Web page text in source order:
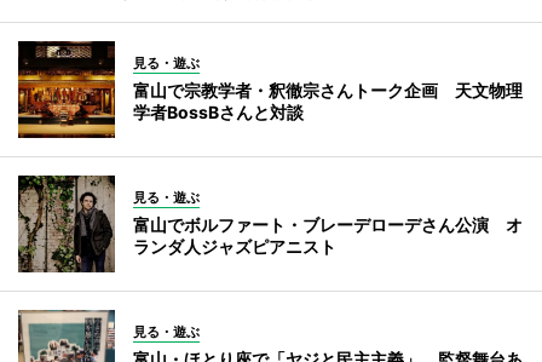
見る・遊ぶ
富山で宗教学者・釈徹宗さんトーク企画 天文物理
学者BossBさんと対談
見る・遊ぶ
富山でボルファート・ブレーデローデさん公演 オ
ランダ人ジャズピアニスト
見る・遊ぶ